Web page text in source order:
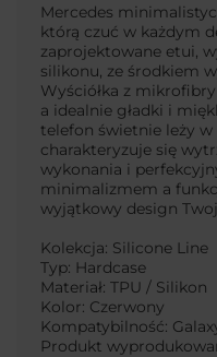
Mercedes
którą czuć w każdym
zaprojektowane etui,
silikonu, ze środkiem
Wyściółka z
a idealnie gładki i
telefon świetnie leży w
charakteryzuje się
wykonania i
minimalizmem a
wyjątkowy design
Kolekcja: Silicone Line
Typ: Hardcase
Materiał: TPU / Silikon
Kolor: Czerwony
Kompatybilność:
Produkt